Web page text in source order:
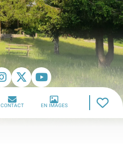
CONTACT EN IMAGES